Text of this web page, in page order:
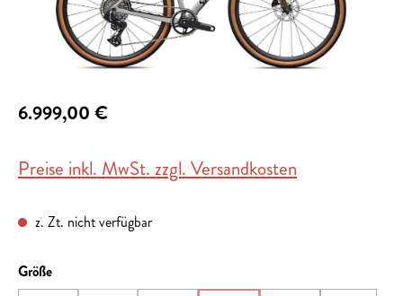
6.999,00 €
Preise inkl. MwSt. zzgl. Versandkosten
z. Zt. nicht verfügbar
Größeauswählen